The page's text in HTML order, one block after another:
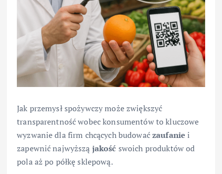
Jak przemysł spożywczy może zwiększyć
transparentność wobec konsumentów to kluczowe
wyzwanie dla firm chcących budowaćzaufanie i
zapewnić najwyższą jakość swoich produktów od
pola aż po półkę sklepową.